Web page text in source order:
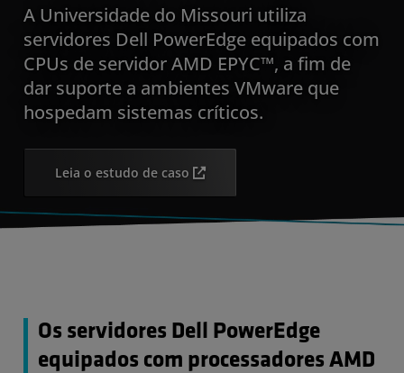
A Universidade do Missouri utiliza
servidores Dell PowerEdge equipados com
CPUs de servidor AMD EPYC™, a fim de
dar suporte a ambientes VMware que
hospedam sistemas críticos.
Leia o estudo de caso
Os servidores Dell PowerEdge
equipados com processadores AMD